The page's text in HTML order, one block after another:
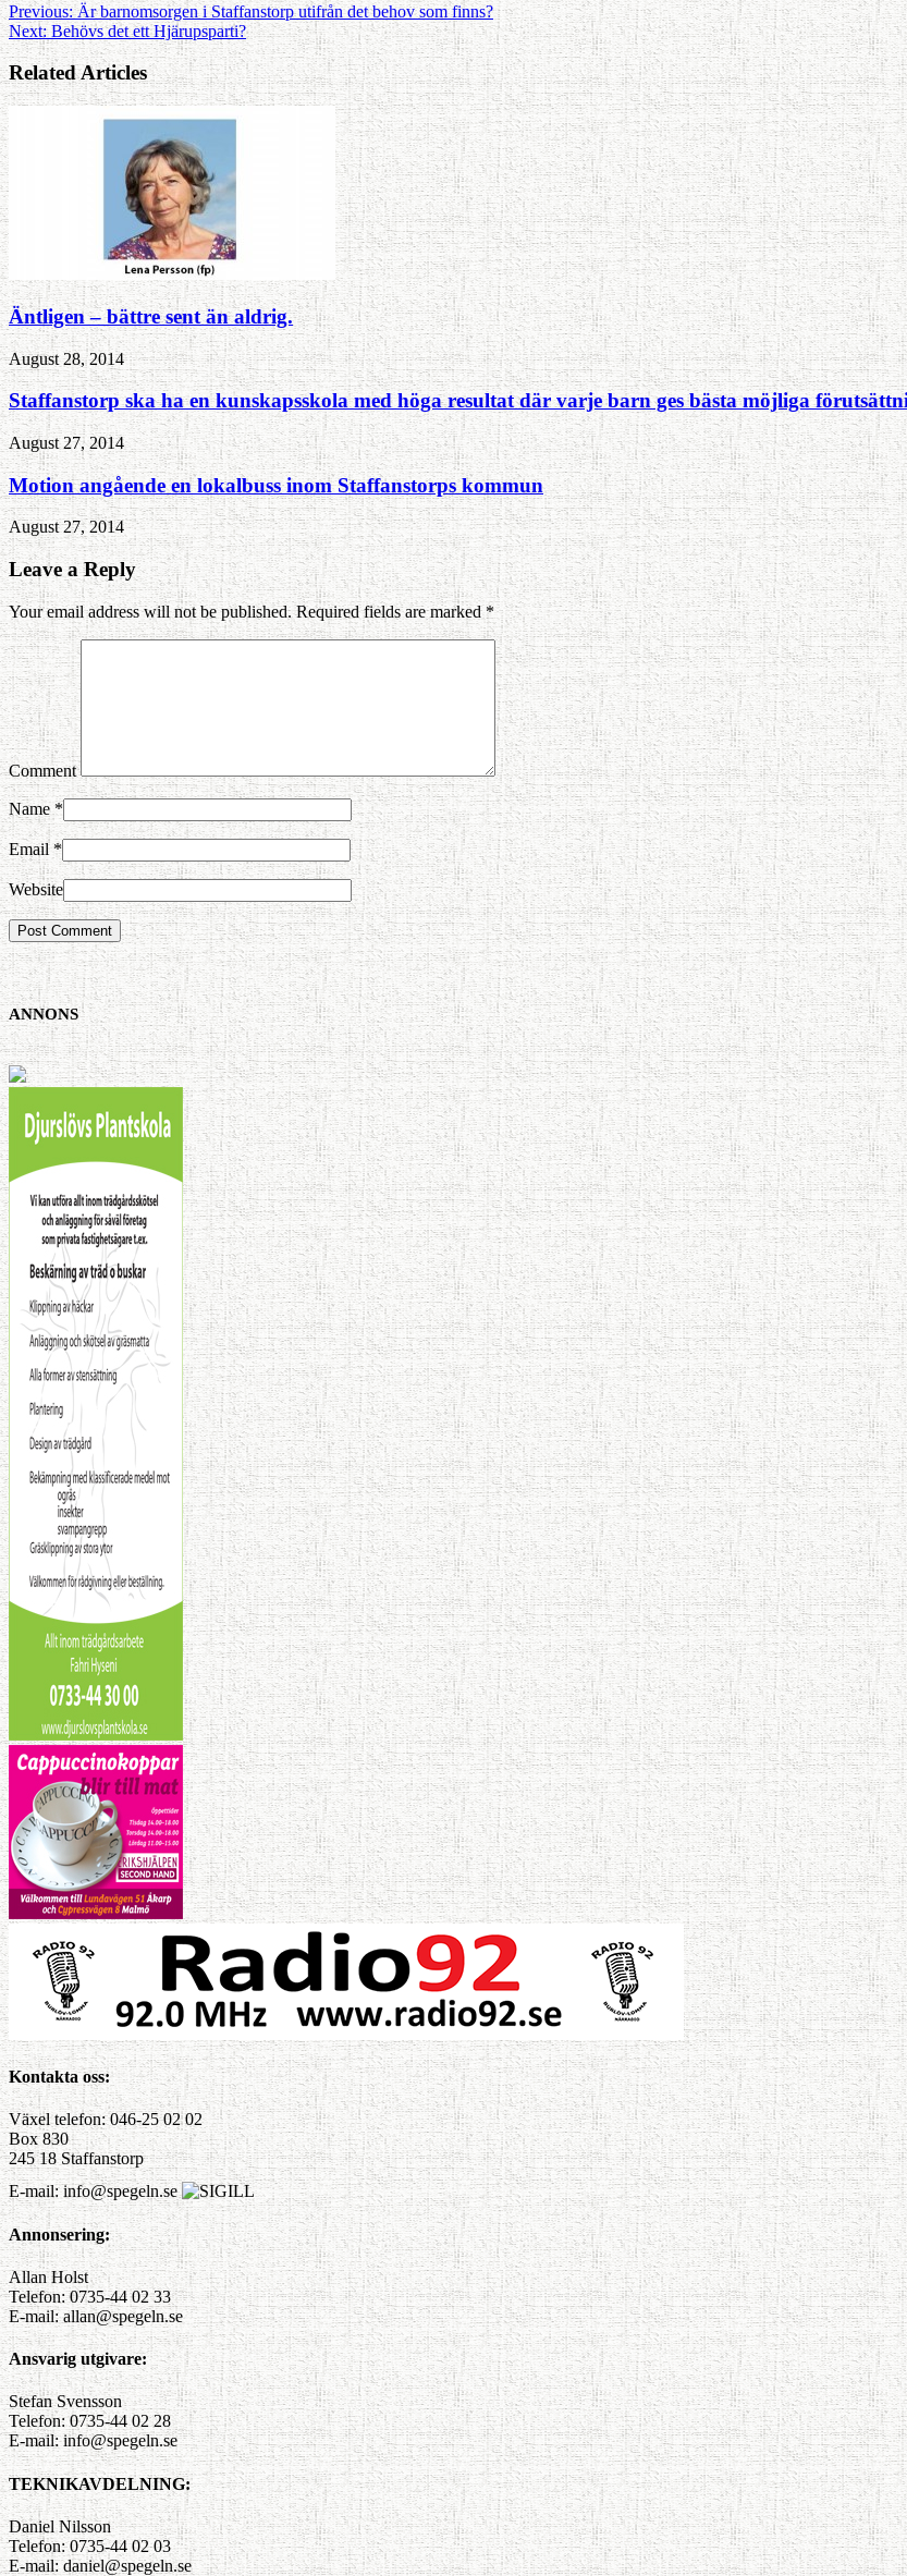
Previous:Är barnomsorgen i Staffanstorp utifrån det behov som finns?
Next:Behövs det ett Hjärupsparti?
Related Articles
Äntligen – bättre sent än aldrig.
August 28, 2014
Staffanstorp ska ha en kunskapsskola med höga resultat där varje barn ges bästa möjliga
August 27, 2014
Motion angående en lokalbuss inom Staffanstorps kommun
August 27, 2014
Leave a Reply
Your email address will not be published. Required fields are marked*
Comment
Name *
Email *
Website
ANNONS
Kontakta oss:
Växel telefon: 046-25 02 02
Box 830
245 18 Staffanstorp
E-mail: info@spegeln.se
Annonsering:
Allan Holst
Telefon: 0735-44 02 33
E-mail: allan@spegeln.se
Ansvarig utgivare:
Stefan Svensson
Telefon: 0735-44 02 28
E-mail: info@spegeln.se
TEKNIKAVDELNING:
Daniel Nilsson
Telefon: 0735-44 02 03
E-mail: daniel@spegeln.se